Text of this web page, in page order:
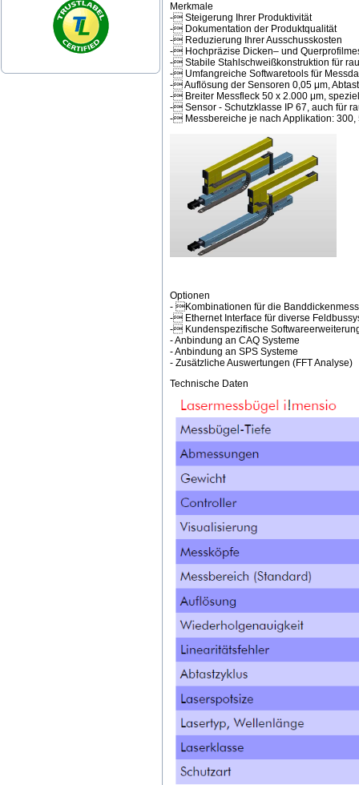
Merkmale
- Steigerung Ihrer Produktivität
- Dokumentation der Produktqualität
- Reduzierung Ihrer Ausschusskosten
- Hochpräzise Dicken– und
- Stabile Stahlschweißkonstruktion für
- Umfangreiche Softwaretools für
- Auflösung der Sensoren 0,05 μm,
- Breiter Messfleck 50 x 2.000 μm,
- Sensor - Schutzklasse IP 67, auch für
- Messbereiche je nach Applikation: 300,
Optionen
- Kombinationen für die
- Ethernet Interface für diverse
- Kundenspezifische
- Anbindung an CAQ Systeme
- Anbindung an SPS Systeme
- Zusätzliche Auswertungen (FFT Analyse)
Technische Daten